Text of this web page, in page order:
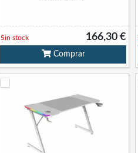
166,30 €
Sin stock
Comprar